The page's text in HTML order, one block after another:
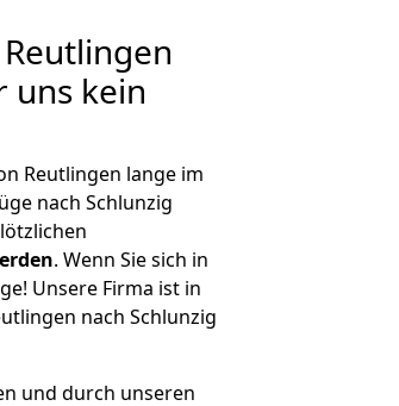
uns kein
Reutlingen lange im
nach Schlunzig
. Wenn Sie sich in
Unsere Firma ist in
nach Schlunzig
und durch unseren